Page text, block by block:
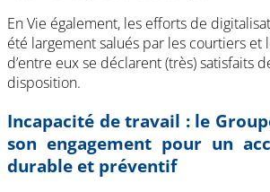
En Vie également, les efforts de
été largement salués par les courtiers et
d’entre eux se déclarent (très) satisfaits
disposition.
Incapacité de travail : le
son engagement pour un
durable et préventif